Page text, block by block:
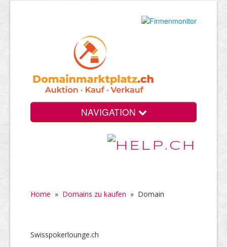
NAVIGATION
Home » Domains zu kaufen » Domain
Swisspokerlounge.ch